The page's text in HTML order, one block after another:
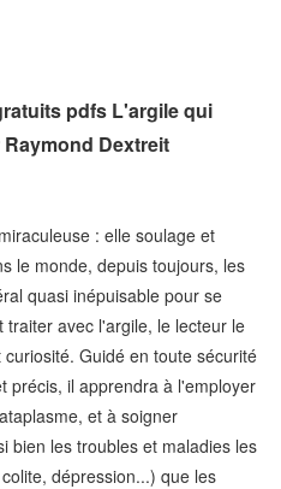
pdfs L'argile qui
Raymond Dextreit
: elle soulage et
le monde, depuis toujours, les
quasi inépuisable pour se
avec l'argile, le lecteur le
Guidé en toute sécurité
précis, il apprendra à l'employer
et à soigner
bien les troubles et maladies les
dépression...) que les